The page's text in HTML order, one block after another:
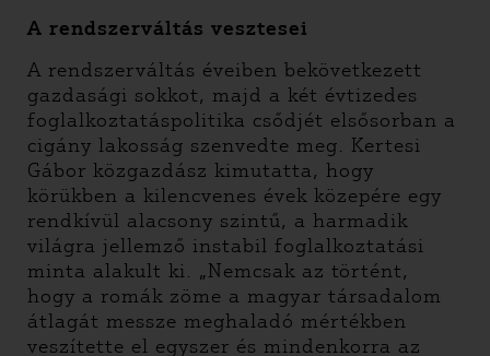
A rendszerváltás vesztesei
A rendszerváltás éveiben bekövetkezett
gazdasági sokkot, majd a két évtizedes
foglalkoztatáspolitika csődjét elsősorban a
cigány lakosság szenvedte meg. Kertesi
Gábor közgazdász kimutatta, hogy
körükben a kilencvenes évek közepére egy
rendkívül alacsony szintű, a harmadik
világra jellemző instabil foglalkoztatási
minta alakult ki. „Nemcsak az történt,
hogy a romák zöme a magyar társadalom
átlagát messze meghaladó mértékben
veszítette el egyszer és mindenkorra az